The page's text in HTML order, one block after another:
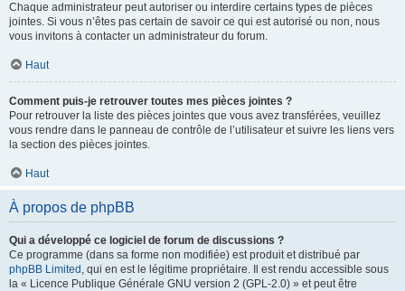
Chaque administrateur peut autoriser ou interdire certains types de pièces
jointes. Si vous n’êtes pas certain de savoir ce qui est autorisé ou non, nous
vous invitons à contacter un administrateur du forum.
Haut
Comment puis-je retrouver toutes mes pièces jointes ?
Pour retrouver la liste des pièces jointes que vous avez transférées, veuillez
vous rendre dans le panneau de contrôle de l’utilisateur et suivre les liens vers
la section des pièces jointes.
Haut
À propos de phpBB
Qui a développé ce logiciel de forum de discussions ?
Ce programme (dans sa forme non modifiée) est produit et distribué par
phpBB Limited , qui en est le légitime propriétaire. Il est rendu accessible sous
la « Licence Publique Générale GNU version 2 (GPL-2.0) » et peut être